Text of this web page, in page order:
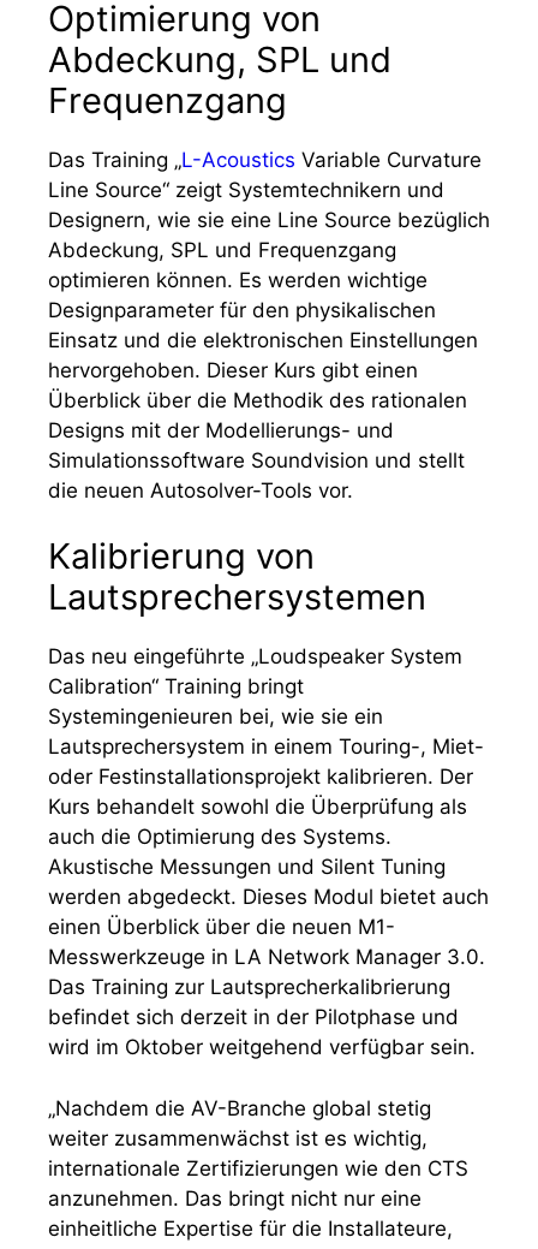
Optimierung von
Abdeckung, SPL und
Frequenzgang
Das Training „L-Acoustics Variable Curvature
Line Source“ zeigt Systemtechnikern und
Designern, wie sie eine Line Source bezüglich
Abdeckung, SPL und Frequenzgang
optimieren können. Es werden wichtige
Designparameter für den physikalischen
Einsatz und die elektronischen Einstellungen
hervorgehoben. Dieser Kurs gibt einen
Überblick über die Methodik des rationalen
Designs mit der Modellierungs- und
Simulationssoftware Soundvision und stellt
die neuen Autosolver-Tools vor.
Kalibrierung von
Lautsprechersystemen
Das neu eingeführte „Loudspeaker System
Calibration“ Training bringt
Systemingenieuren bei, wie sie ein
Lautsprechersystem in einem Touring-, Miet-
oder Festinstallationsprojekt kalibrieren. Der
Kurs behandelt sowohl die Überprüfung als
auch die Optimierung des Systems.
Akustische Messungen und Silent Tuning
werden abgedeckt. Dieses Modul bietet auch
einen Überblick über die neuen M1-
Messwerkzeuge in LA Network Manager 3.0.
Das Training zur Lautsprecherkalibrierung
befindet sich derzeit in der Pilotphase und
wird im Oktober weitgehend verfügbar sein.
„Nachdem die AV-Branche global stetig
weiter zusammenwächst ist es wichtig,
internationale Zertifizierungen wie den CTS
anzunehmen. Das bringt nicht nur eine
einheitliche Expertise für die Installateure,